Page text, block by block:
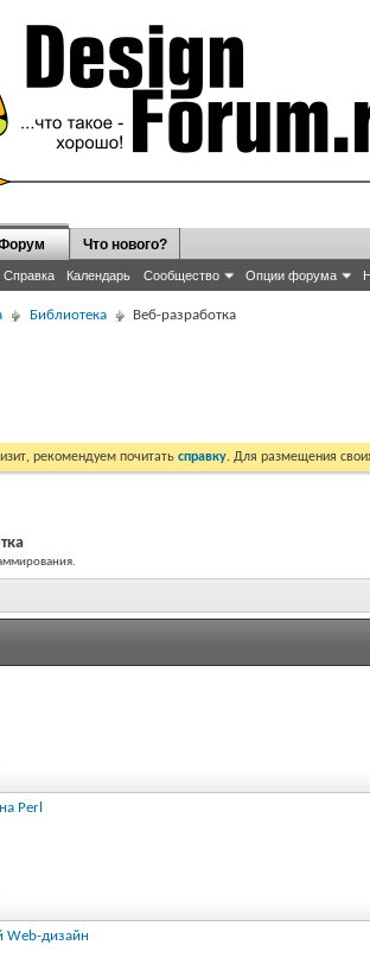
Справка Календарь Сообщество Опции форума
Что нового?
Библиотека Веб-разработка
рекомендуем почитать справку. Для размещения
Perl
Web-дизайн